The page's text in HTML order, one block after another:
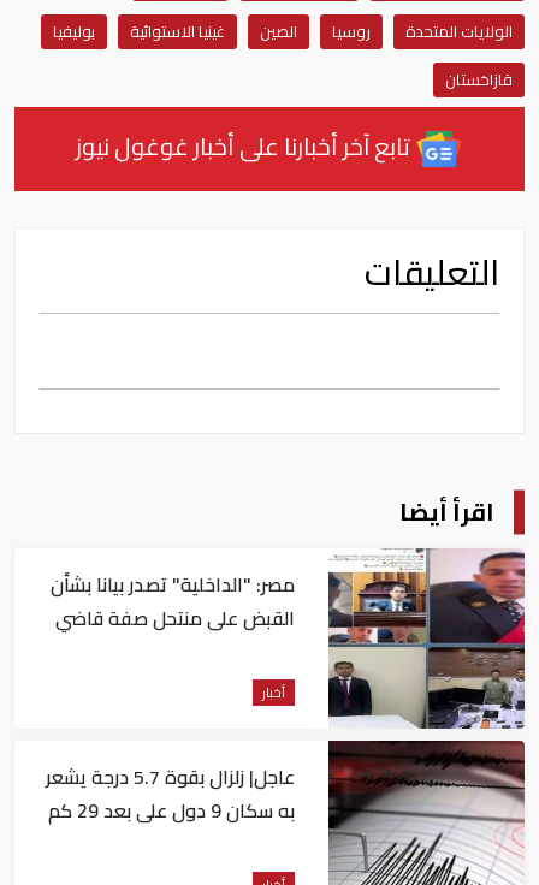
الولايات المتحدة
روسيا الصين غينيا الاستوائية
بوليفيا
قازاخستان
تابع آخر أخبارنا على أخبار غوغول نيوز
التعليقات
اقرأ أيضا
مصر: "الداخلية" تصدر بيانا بشأن
القبض على منتحل صفة قاضي
أخبار
عاجل| زلزال بقوة 5.7 درجة يشعر
به سكان 9 دول على بعد 29 كم